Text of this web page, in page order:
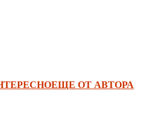
ЕЩЕ ОТ АВТОРА